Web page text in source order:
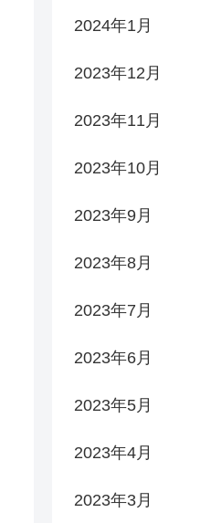
2024年1月
2023年12月
2023年11月
2023年10月
2023年9月
2023年8月
2023年7月
2023年6月
2023年5月
2023年4月
2023年3月